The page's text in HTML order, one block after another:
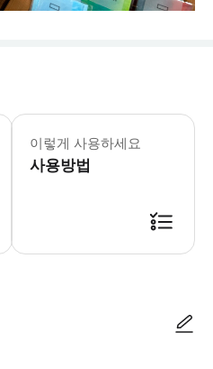
▶플랜 B (45-60분) - 이용요건 * 만 5
▶플랜 A (60-90분) - 이용요건 * 만
▶플랜 C (30-40분) - 이용요건 * 만
이렇게 사용하세요
사용방법